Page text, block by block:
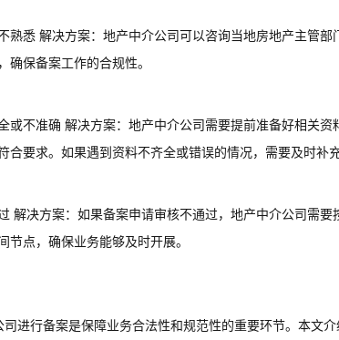
熟悉 解决方案：地产中介公司可以咨询当地房地产主管
确保备案工作的合规性。
或不准确 解决方案：地产中介公司需要提前准备好相关
合要求。如果遇到资料不齐全或错误的情况，需要及时补充
解决方案：如果备案申请审核不通过，地产中介公司需要
节点，确保业务能够及时开展。
司进行备案是保障业务合法性和规范性的重要环节。本文